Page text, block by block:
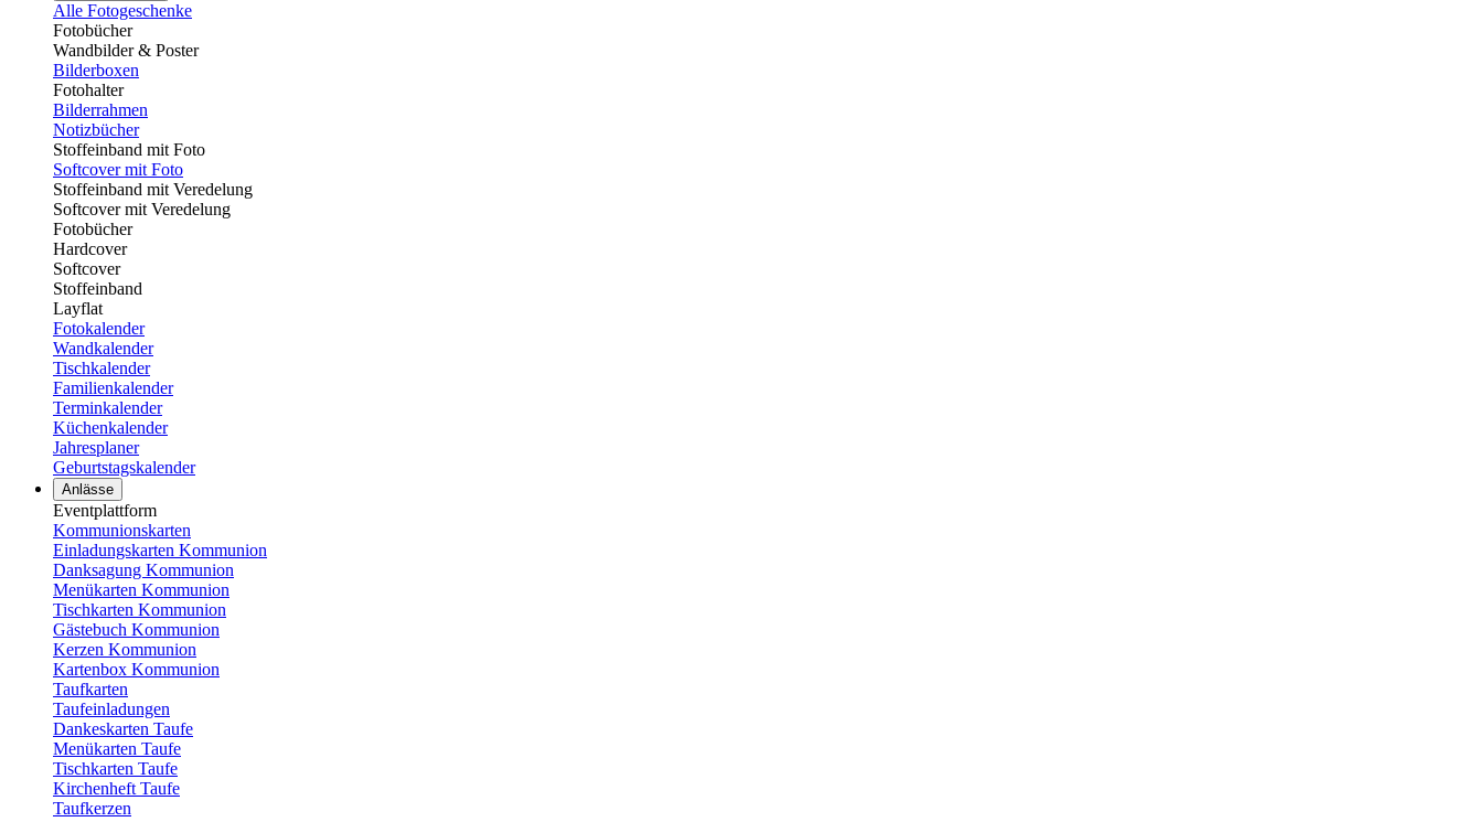
Alle Fotogeschenke
Fotobücher
Wandbilder & Poster
Bilderboxen
Fotohalter
Bilderrahmen
Notizbücher
Stoffeinband mit Foto
Softcover mit Foto
Stoffeinband mit Veredelung
Softcover mit Veredelung
Fotobücher
Hardcover
Softcover
Stoffeinband
Layflat
Fotokalender
Wandkalender
Tischkalender
Familienkalender
Terminkalender
Küchenkalender
Jahresplaner
Geburtstagskalender
Anlässe
Eventplattform
Kommunionskarten
Einladungskarten Kommunion
Danksagung Kommunion
Menükarten Kommunion
Tischkarten Kommunion
Gästebuch Kommunion
Kerzen Kommunion
Kartenbox Kommunion
Taufkarten
Taufeinladungen
Dankeskarten Taufe
Menükarten Taufe
Tischkarten Taufe
Kirchenheft Taufe
Taufkerzen